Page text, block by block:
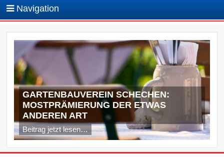
Navigation
GARTENBAUVEREIN SCHECHEN:
MOSTPRÄMIERUNG DER ETWAS
ANDEREN ART
Beitrag jetzt lesen…